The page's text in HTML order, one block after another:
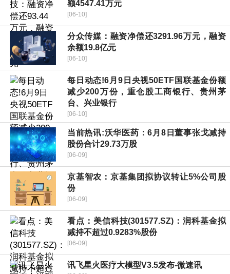
额4547.41万元
[06-10]
分众传媒：融资净偿还3291.96万元，融资
余额19.8亿元
[06-10]
每日动态!6月9日央视50ETF国联基金份额
减少200万份，重仓股工商银行、贵州茅
台、兴业银行
[06-10]
当前热讯:沃华医药：6月8日董事张戈减持
股份合计29.73万股
[06-09]
京基智农：京基集团拟协议转让5%公司股
份
[06-09]
看点：美信科技(301577.SZ)：润科基金拟
减持不超过0.9283%股份
[06-09]
讯飞星火医疗大模型V3.5发布-微速讯